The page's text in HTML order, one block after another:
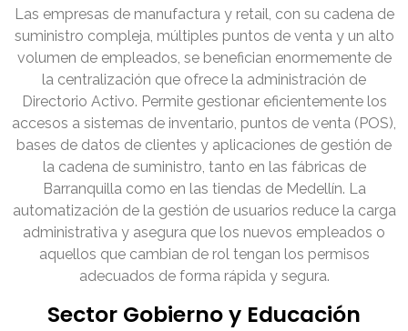
Las empresas de manufactura y retail, con su cadena de
suministro compleja, múltiples puntos de venta y un alto
volumen de empleados, se benefician enormemente de
la centralización que ofrece la administración de
Directorio Activo. Permite gestionar eficientemente los
accesos a sistemas de inventario, puntos de venta (POS),
bases de datos de clientes y aplicaciones de gestión de
la cadena de suministro, tanto en las fábricas de
Barranquilla como en las tiendas de Medellín. La
automatización de la gestión de usuarios reduce la carga
administrativa y asegura que los nuevos empleados o
aquellos que cambian de rol tengan los permisos
adecuados de forma rápida y segura.
Sector Gobierno y Educación